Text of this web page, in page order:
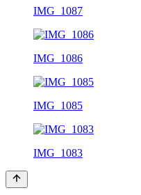
IMG_1087
IMG_1086
IMG_1085
IMG_1083